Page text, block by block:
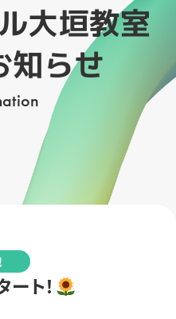
大垣教室
知らせ
ト！